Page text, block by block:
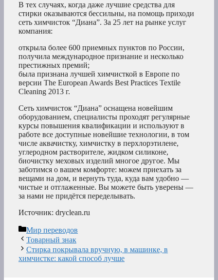
В тех случаях, когда даже лучшие средства для
стирки оказываются бессильны, на помощь приходи
сеть химчисток “Диана”. За 25 лет на рынке услуг
компания:
открыла более 600 приемных пунктов по России,
получила международное признание и несколько
престижных премий;
была признана лучшей химчисткой в Европе по
версии The European Awards Best Practices Textile
Cleaning 2013 г.
Сеть химчисток “Диана” оснащена новейшим
оборудованием, специалисты проходят регулярные
курсы повышения квалификации и используют в
работе все доступные новейшие технологии, в том
числе аквачистку, химчистку в перхлорэтилене,
углеродном растворителе, жидком силиконе,
биочистку меховых изделий многое другое. Мы
заботимся о вашем комфорте: можем приехать за
вещами на дом, и вернуть туда, куда вам удобно —
чистые и отглаженные. Вы можете быть уверены —
за нами не придётся переделывать.
Источник: dryclean.ru
Рубрики
Мир переводов
Товарный знак
Стирка покрывала вручную, в машинке, в
химчистке: какой способ лучше